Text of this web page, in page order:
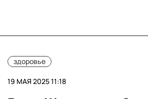
здоровье
19 МАЯ 2025 11:18